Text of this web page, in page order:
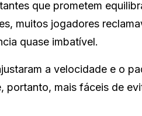
que prometem
muitos jogadores
quase imbatível.
a velocidade e o
mais fáceis de